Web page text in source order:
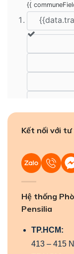
Kết nối với
Hệ thống
Pensilia
TP.HCM:
413 – 415